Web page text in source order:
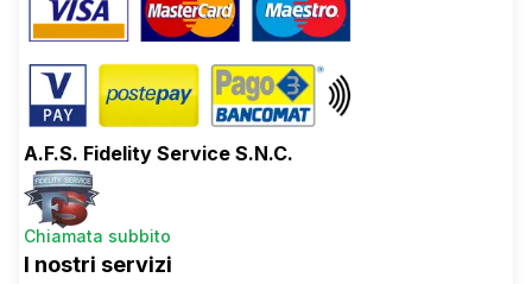
A.F.S. Fidelity Service S.N.C.
Chiamata subbito
I nostri servizi